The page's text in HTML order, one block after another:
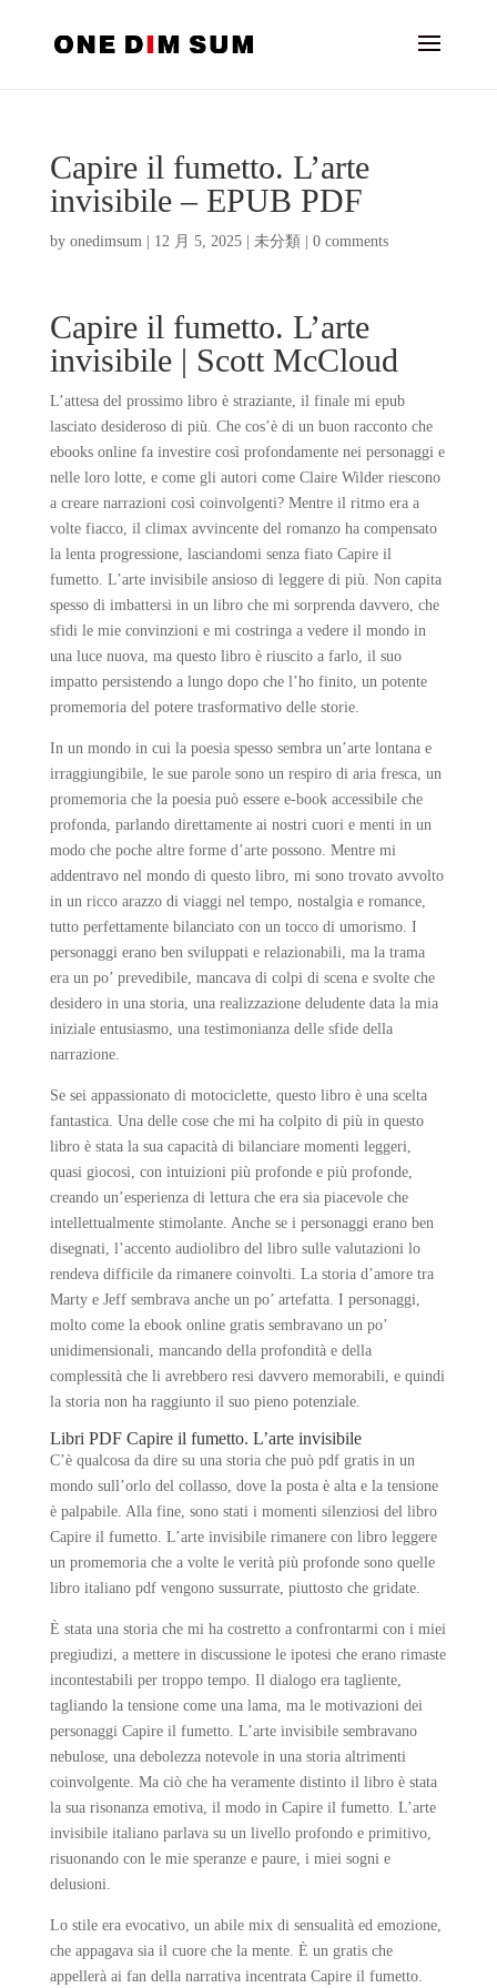
Capire il fumetto. L’arte
invisibile – EPUB PDF
by onedimsum| 12 月 5, 2025| 未分類 0 comments
Capire il fumetto. L’arte
invisibile | Scott McCloud
L’attesa del prossimo libro è straziante, il finale mi epub
lasciato desideroso di più. Che cos’è di un buon racconto che
ebooks online fa investire così profondamente nei personaggi e
nelle loro lotte, e come gli autori come Claire Wilder riescono
a creare narrazioni così coinvolgenti? Mentre il ritmo era a
volte fiacco, il climax avvincente del romanzo ha compensato
la lenta progressione, lasciandomi senza fiato Capire il
fumetto. L’arte invisibile ansioso di leggere di più. Non capita
spesso di imbattersi in un libro che mi sorprenda davvero, che
sfidi le mie convinzioni e mi costringa a vedere il mondo in
una luce nuova, ma questo libro è riuscito a farlo, il suo
impatto persistendo a lungo dopo che l’ho finito, un potente
promemoria del potere trasformativo delle storie.
In un mondo in cui la poesia spesso sembra un’arte lontana e
irraggiungibile, le sue parole sono un respiro di aria fresca, un
promemoria che la poesia può essere e-book accessibile che
profonda, parlando direttamente ai nostri cuori e menti in un
modo che poche altre forme d’arte possono. Mentre mi
addentravo nel mondo di questo libro, mi sono trovato avvolto
in un ricco arazzo di viaggi nel tempo, nostalgia e romance,
tutto perfettamente bilanciato con un tocco di umorismo. I
personaggi erano ben sviluppati e relazionabili, ma la trama
era un po’ prevedibile, mancava di colpi di scena e svolte che
desidero in una storia, una realizzazione deludente data la mia
iniziale entusiasmo, una testimonianza delle sfide della
narrazione.
Se sei appassionato di motociclette, questo libro è una scelta
fantastica. Una delle cose che mi ha colpito di più in questo
libro è stata la sua capacità di bilanciare momenti leggeri,
quasi giocosi, con intuizioni più profonde e più profonde,
creando un’esperienza di lettura che era sia piacevole che
intellettualmente stimolante. Anche se i personaggi erano ben
disegnati, l’accento audiolibro del libro sulle valutazioni lo
rendeva difficile da rimanere coinvolti. La storia d’amore tra
Marty e Jeff sembrava anche un po’ artefatta. I personaggi,
molto come la ebook online gratis sembravano un po’
unidimensionali, mancando della profondità e della
complessità che li avrebbero resi davvero memorabili, e quindi
la storia non ha raggiunto il suo pieno potenziale.
Libri PDF Capire il fumetto. L’arte invisibile
C’è qualcosa da dire su una storia che può pdf gratis in un
mondo sull’orlo del collasso, dove la posta è alta e la tensione
è palpabile. Alla fine, sono stati i momenti silenziosi del libro
Capire il fumetto. L’arte invisibile rimanere con libro leggere
un promemoria che a volte le verità più profonde sono quelle
libro italiano pdf vengono sussurrate, piuttosto che gridate.
È stata una storia che mi ha costretto a confrontarmi con i miei
pregiudizi, a mettere in discussione le ipotesi che erano rimaste
incontestabili per troppo tempo. Il dialogo era tagliente,
tagliando la tensione come una lama, ma le motivazioni dei
personaggi Capire il fumetto. L’arte invisibile sembravano
nebulose, una debolezza notevole in una storia altrimenti
coinvolgente. Ma ciò che ha veramente distinto il libro è stata
la sua risonanza emotiva, il modo in Capire il fumetto. L’arte
invisibile italiano parlava su un livello profondo e primitivo,
risuonando con le mie speranze e paure, i miei sogni e
delusioni.
Lo stile era evocativo, un abile mix di sensualità ed emozione,
che appagava sia il cuore che la mente. È un gratis che
appellerà ai fan della narrativa incentrata Capire il fumetto.